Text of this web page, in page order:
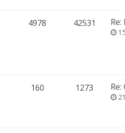
4978 42531 Re:
160 1273